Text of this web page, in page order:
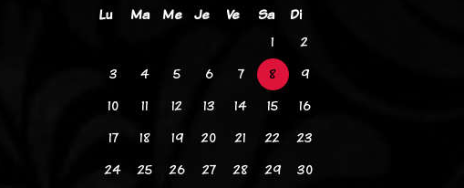
Lu
Ma Me Je Ve Sa
Di
1
2
3
4 5 6 7 8
9
10
11 12 13 14 15
16
17
18 19 20 21 22
23
24
25 26 27 28 29
30